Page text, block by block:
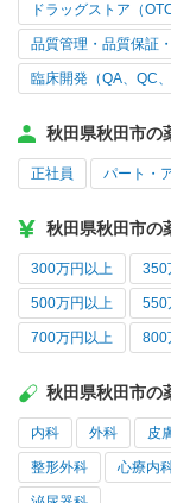
ドラッグストア（
品質管理・品質保証
臨床開発（QA、QC
秋田県秋田市の
正社員 パート・
秋田県秋田市の
300万円以上 350
500万円以上 550
700万円以上 800
秋田県秋田市の
内科 外科 皮
整形外科 心療内